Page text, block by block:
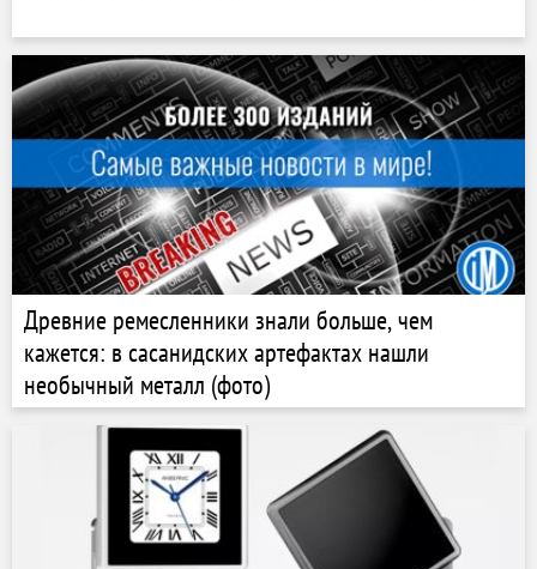
Древние ремесленники знали больше, чем
кажется: в сасанидских артефактах нашли
необычный металл (фото)